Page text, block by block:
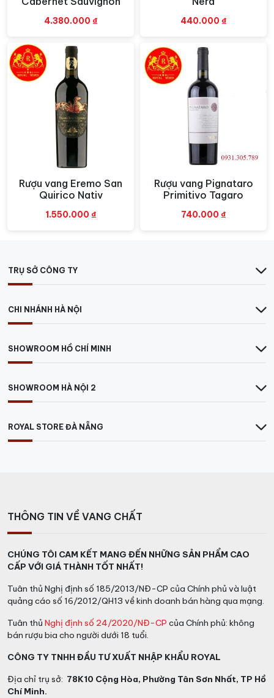
4.380.000 ₫ 440.000 ₫
Xem nhanh
Rượu vang Eremo San
Quirico Nativ
1.550.000 ₫
Xem nhanh
Rượu vang Pignataro
Primitivo Tagaro
740.000 ₫
TRỤ SỞ CÔNG TY
CHI NHÁNH HÀ NỘI
SHOWROOM HỒ CHÍ MINH
SHOWROOM HÀ NỘI 2
ROYAL STORE ĐÀ NẴNG
THÔNG TIN VỀ VANG CHẤT
CHÚNG TÔI CAM KẾT MANG ĐẾN NHỮNG SẢN PHẨM CAO
CẤP VỚI GIÁ THÀNH TỐT NHẤT!
Tuân thủ Nghị định số 185/2013/NĐ-CP của Chính phủ và luật
quảng cáo số 16/2012/QH13 về kinh doanh bán hàng qua mạng.
Tuân thủ Nghị định số 24/2020/NĐ-CP của Chính phủ: không
bán rượu bia cho người dưới 18 tuổi.
CÔNG TY TNHH ĐẦU TƯ XUẤT NHẬP KHẨU ROYAL
Địa chỉ trụ sở: 78K10 Cộng Hòa, Phường Tân Sơn Nhất, TP Hồ
Chí Minh.